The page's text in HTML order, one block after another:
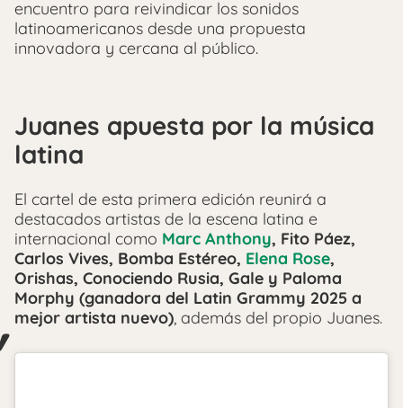
encuentro para reivindicar los sonidos
latinoamericanos desde una propuesta
innovadora y cercana al público.
Juanes apuesta por la música
latina
El cartel de esta primera edición reunirá a
destacados artistas de la escena latina e
internacional como Marc Anthony, Fito Páez,
Carlos Vives, Bomba Estéreo, Elena Rose,
Orishas, Conociendo Rusia, Gale y Paloma
Morphy (ganadora del Latin Grammy 2025 a
mejor artista nuevo), además del propio Juanes.